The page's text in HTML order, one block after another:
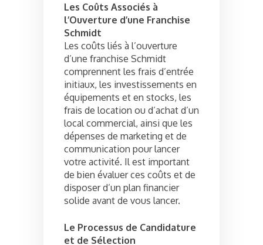
Les Coûts Associés à
l’Ouverture d’une Franchise
Schmidt
Les coûts liés à l’ouverture
d’une franchise Schmidt
comprennent les frais d’entrée
initiaux, les investissements en
équipements et en stocks, les
frais de location ou d’achat d’un
local commercial, ainsi que les
dépenses de marketing et de
communication pour lancer
votre activité. Il est important
de bien évaluer ces coûts et de
disposer d’un plan financier
solide avant de vous lancer.
Le Processus de Candidature
et de Sélection